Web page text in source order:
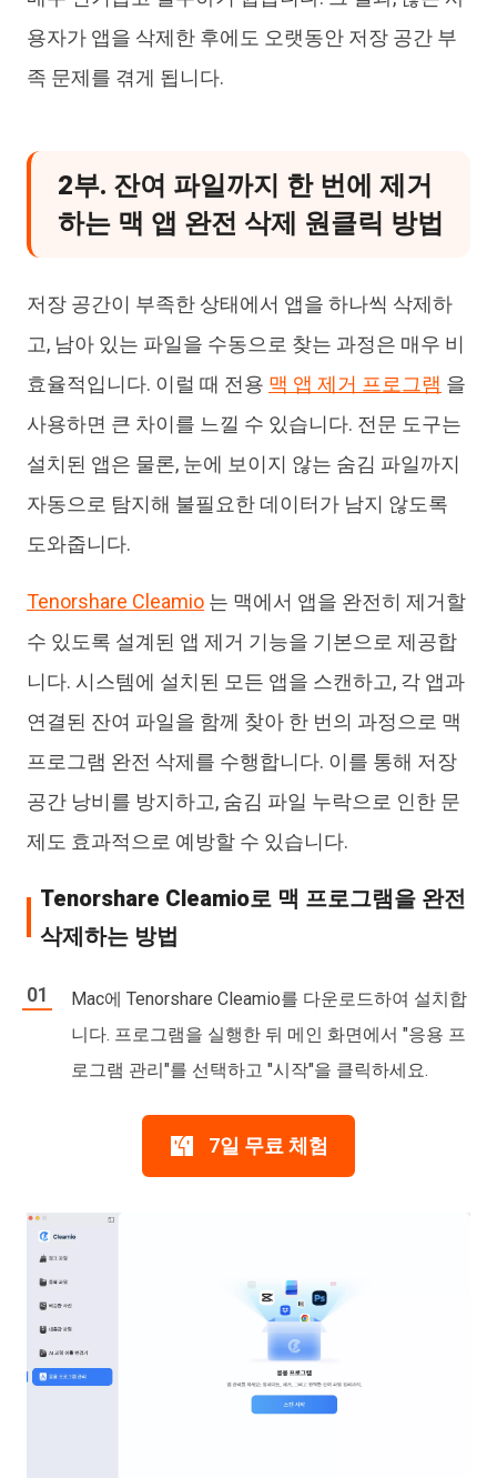
용자가 앱을 삭제한 후에도 오랫동안 저장 공간 부
족 문제를 겪게 됩니다.
2부. 잔여 파일까지 한 번에 제거
하는 맥 앱 완전 삭제 원클릭 방법
저장 공간이 부족한 상태에서 앱을 하나씩 삭제하
고, 남아 있는 파일을 수동으로 찾는 과정은 매우 비
효율적입니다. 이럴 때 전용 맥 앱 제거 프로그램 을
사용하면 큰 차이를 느낄 수 있습니다. 전문 도구는
설치된 앱은 물론, 눈에 보이지 않는 숨김 파일까지
자동으로 탐지해 불필요한 데이터가 남지 않도록
도와줍니다.
Tenorshare Cleamio 는 맥에서 앱을 완전히 제거할
수 있도록 설계된 앱 제거 기능을 기본으로 제공합
니다. 시스템에 설치된 모든 앱을 스캔하고, 각 앱과
연결된 잔여 파일을 함께 찾아 한 번의 과정으로 맥
프로그램 완전 삭제를 수행합니다. 이를 통해 저장
공간 낭비를 방지하고, 숨김 파일 누락으로 인한 문
제도 효과적으로 예방할 수 있습니다.
Tenorshare Cleamio로 맥 프로그램을 완전
삭제하는 방법
Mac에 Tenorshare Cleamio를 다운로드하여 설치합
니다. 프로그램을 실행한 뒤 메인 화면에서 "응용 프
로그램 관리"를 선택하고 "시작"을 클릭하세요.
7일 무료 체험